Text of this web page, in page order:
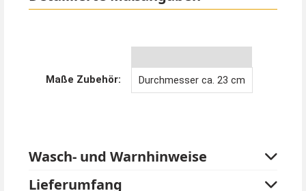
diese Partydeko gleich viel edler.
in unserem Shop viele weitere tolle Produkte, die Sie
perfekt kombinieren können, z.B. Pappbecher,
Maße Zubehör: Durchmesser ca. 23 cm
Wasch- und Warnhinweise
Lieferumfang